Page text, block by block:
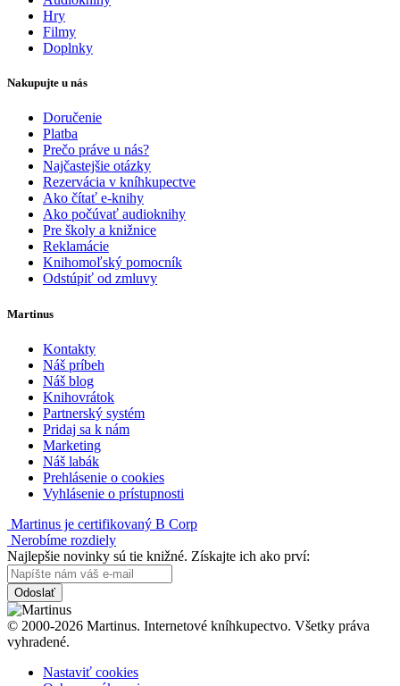
Hry
Filmy
Doplnky
Nakupujte u nás
Doručenie
Platba
Prečo práve u nás?
Najčastejšie otázky
Rezervácia v kníhkupectve
Ako čítať e-knihy
Ako počúvať audioknihy
Pre školy a knižnice
Reklamácie
Knihomoľský pomocník
Odstúpiť od zmluvy
Martinus
Kontakty
Náš príbeh
Náš blog
Knihovrátok
Partnerský systém
Pridaj sa k nám
Marketing
Náš labák
Prehlásenie o cookies
Vyhlásenie o prístupnosti
Martinus je certifikovaný B Corp
Nerobíme rozdiely
Najlepšie novinky sú tie knižné. Získajte ich ako prví:
Odoslať
© 2000-2026 Martinus. Internetové kníhkupectvo. Všetky práva
vyhradené.
Nastaviť cookies